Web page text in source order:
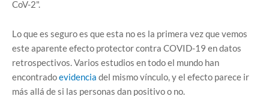
CoV-2".
Lo que es seguro es que esta no es la primera vez que vemos
este aparente efecto protector contra COVID-19 en datos
retrospectivos. Varios estudios en todo el mundo han
encontradoevidencia del mismo vínculo, y el efecto parece ir
más allá de si las personas dan positivo o no.